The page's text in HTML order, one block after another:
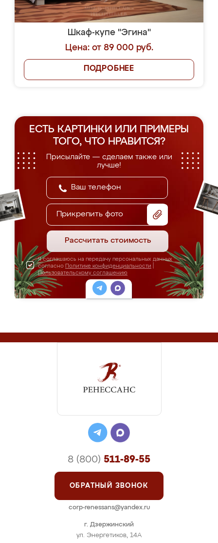
Шкаф-купе "Эгина"
Цена: от 89 000 руб.
ПОДРОБНЕЕ
ЕСТЬ КАРТИНКИ ИЛИ ПРИМЕРЫ
ТОГО, ЧТО НРАВИТСЯ?
Присылайте — сделаем также или
лучше!
Прикрепить фото
Рассчитать стоимость
Я соглашаюсь на передачу персональных данных
согласно Политике конфиденциальности
Пользовательскому соглашению
г. Дзержинский
ул. Энергетиков, 14А
8 (800) 511-89-55
ОБРАТНЫЙ ЗВОНОК
corp-renessans@yandex.ru